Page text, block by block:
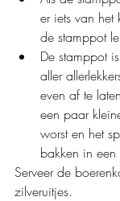
er iets van
de stamppot
De stamppot
aller
even af te
een paar
worst en het
bakken in
Serveer de
zilveruitjes.